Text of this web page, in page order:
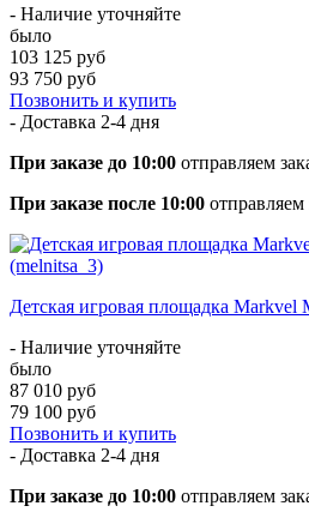
- Наличие уточняйте
было
103 125 руб
93 750 руб
Позвонить и купить
- Доставка 2-4 дня
При заказе до 10:00 отправляем
При заказе после 10:00
Детская игровая площадка
- Наличие уточняйте
было
87 010 руб
79 100 руб
Позвонить и купить
- Доставка 2-4 дня
При заказе до 10:00 отправляем